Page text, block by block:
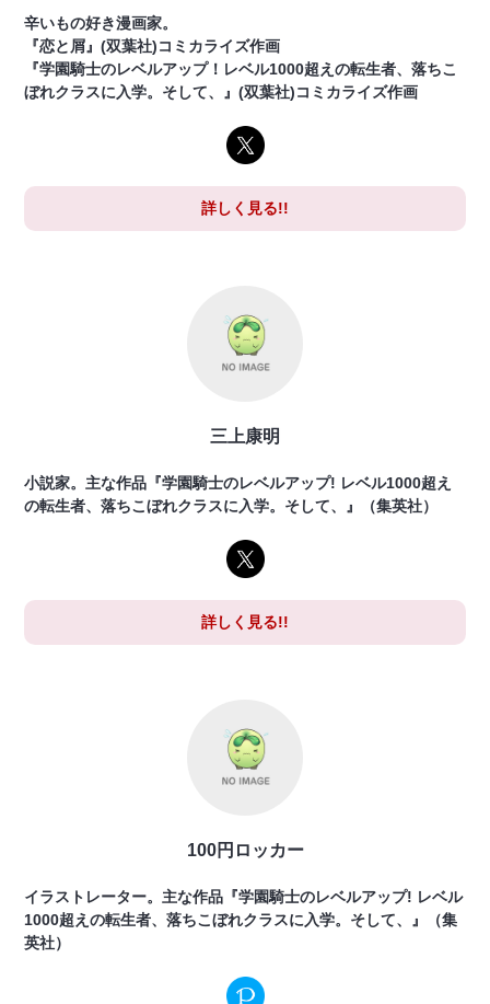
辛いもの好き漫画家。
『恋と屑』(双葉社)コミカライズ作画
『学園騎士のレベルアップ！レベル1000超えの転生者、落ちこ
ぼれクラスに入学。そして、』(双葉社)コミカライズ作画
詳しく見る!!
三上康明
小説家。主な作品『学園騎士のレベルアップ! レベル1000超え
の転生者、落ちこぼれクラスに入学。そして、』（集英社）
詳しく見る!!
100円ロッカー
イラストレーター。主な作品『学園騎士のレベルアップ! レベル
1000超えの転生者、落ちこぼれクラスに入学。そして、』（集
英社）